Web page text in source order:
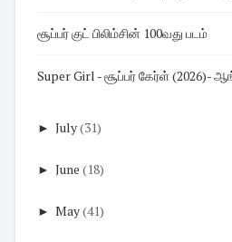
சூப்பர் குட் பிலிம்சின் 100வது படம்
Super Girl - சூப்பர் கேர்ள் (2026)-
► July(31)
► June (18)
► May(41)